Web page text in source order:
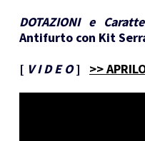
DOTAZIONI e
Antifurto con Kit
[ V I D E O] >>